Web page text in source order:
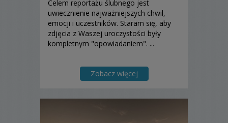
Celem reportażu ślubnego jest
uwiecznienie najważniejszych chwil,
emocji i uczestników. Staram się, aby
zdjęcia z Waszej uroczystości były
kompletnym "opowiadaniem". ...
Zobacz więcej